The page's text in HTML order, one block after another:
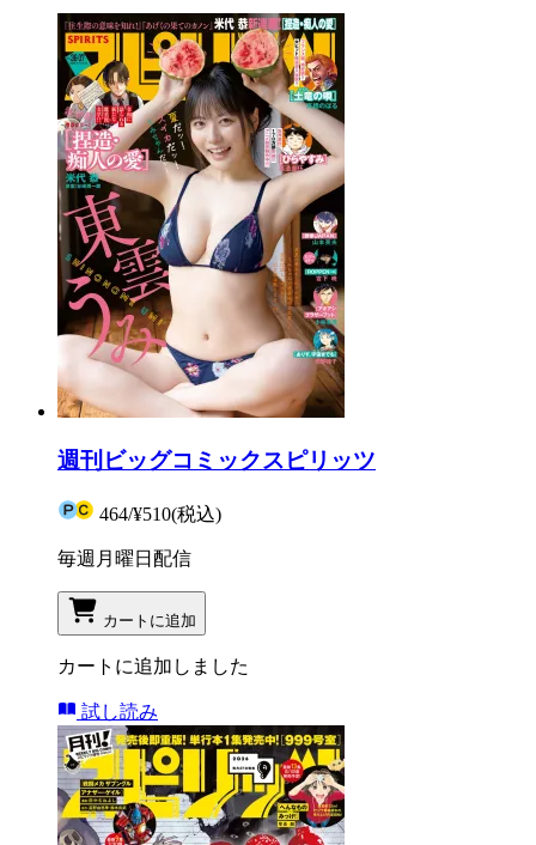
週刊ビッグコミックスピリッツ
464/¥510(税込)
毎週月曜日配信
カートに追加
カートに追加しました
試し読み